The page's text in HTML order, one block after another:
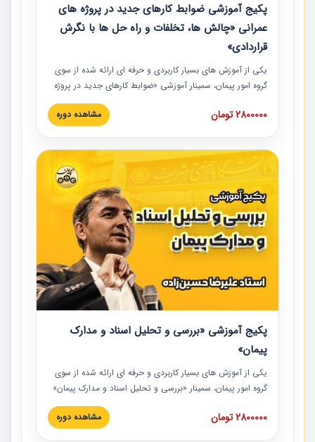
پکیج آموزشی ضوابط کارهای جدید در پروژه های
عمرانی «چالش ها، تخلفات و راه حل ها با نگرش
قراردادی»
یکی از آموزش‏‏‏‏‏‏ های بسیار کاربردی و حرفه‏ ای ارائه شده از سوی
گروه امور پیمان، سمینار آموزشی «ضوابط کارهای جدید در پروژه
های عمرانی» چالش ها، تخلفات و راه حل ها با نگرش قراردادی
است که در محل سندیکای شرکت های ساختمانی کشور ارائه شد.
مدارک پیمان به همراه تجربیات عملی ارائه شده است.
2800000 تومان مشاهده دوره
پکیج آموزشی «بررسی و تحلیل اسناد و مدارک
پیمان»
یکی از آموزش‏‏‏‏‏‏ های بسیار کاربردی و حرفه‏ ای ارائه شده از سوی
گروه امور پیمان، سمینار «بررسی و تحلیل اسناد و مدارک پیمان»
است که در دانشگاه صنعتی شریف ارائه شد. در این آموزش
نکات کلیدی مربوط به اسناد و مدارک پیمان، اولویت بندی اسناد
2800000 تومان مشاهده دوره